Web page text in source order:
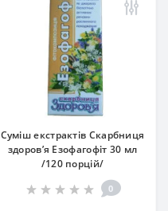
Суміш екстрактів Скарбниця
здоров’я Езофагофіт 30 мл
/120 порцій/
0